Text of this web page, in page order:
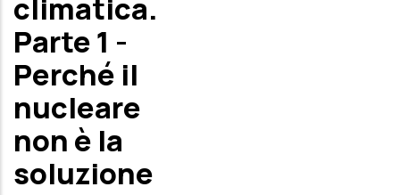
climatica.
Parte 1 -
Perché il
nucleare
non è la
soluzione